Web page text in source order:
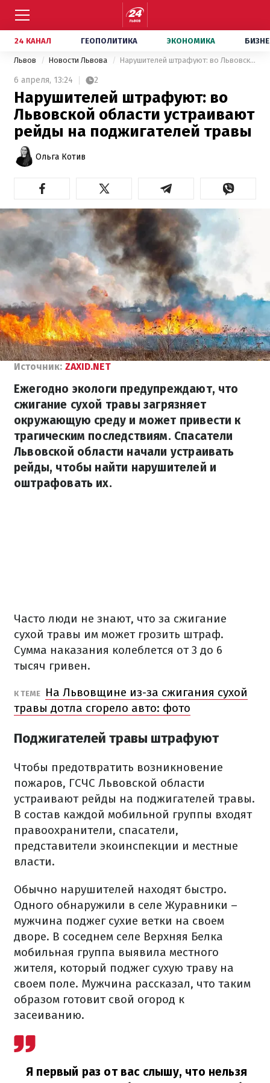
24 КАНАЛ ГЕОПОЛИТИКА ЭКОНОМИКА
Львов Новости Львова Нарушителей штрафуют: во Львовской области устраивают рейды на поджигателей травы
6 апреля, 13:24 2
Нарушителей штрафуют: во
Львовской области устраивают
рейды на поджигателей травы
Ольга Котив
Источник: ZAXID.NET
Ежегодно экологи предупреждают, что
сжигание сухой травы загрязняет
окружающую среду и может привести к
трагическим последствиям. Спасатели
Львовской области начали устраивать
рейды, чтобы найти нарушителей и
оштрафовать их.
Часто люди не знают, что за сжигание
сухой травы им может грозить штраф.
Сумма наказания колеблется от 3 до 6
тысяч гривен.
К ТЕМЕ
На Львовщине из-за сжигания сухой
травы дотла сгорело авто: фото
Поджигателей травы штрафуют
Чтобы предотвратить возникновение
пожаров, ГСЧС Львовской области
устраивают рейды на поджигателей травы.
В состав каждой мобильной группы входят
правоохранители, спасатели,
представители экоинспекции и местные
власти.
Обычно нарушителей находят быстро.
Одного обнаружили в селе Журавники –
мужчина поджег сухие ветки на своем
дворе. В соседнем селе Верхняя Белка
мобильная группа выявила местного
жителя, который поджег сухую траву на
своем поле. Мужчина рассказал, что таким
образом готовит свой огород к
засеиванию.
Я первый раз от вас слышу, что нельзя